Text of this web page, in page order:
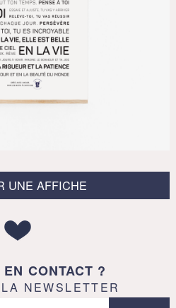
UNE AFFICHE
CONTACT ?
NEWSLETTER